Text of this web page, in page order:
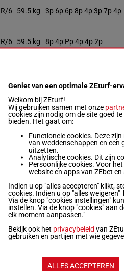
R/6 59.5 kg 3p 6p 6p 8p 4p 3p 7p 4p
R/6 59.5 kg 8p 4p Pp 4p 4p 2p
R/6 55.5 kg 4p 0p 7p 9p 8p 8p
57.5 kg 2p 2p 6p 8p 0p 7p 8p 8p
54.5 kg 2p 6p 9p 7p 0p 4p 9p 9p
M/7 56 kg 0p 5p 6p 6p 5p 0p 8p 8p
Jouw favoriete
Geniet van een optimale ZEturf-
Welkom bij ZEturf!
Wij gebruiken samen met onze
cookies zijn nodig om de site goed
bieden. Het gaat om:
Functionele cookies. Deze
van weddenschappen en een
uitzetten.
Analytische cookies. Dit zijn
Persoonlijke cookies. Voor
website en apps van ZEbet
Indien u op "alles accepteren" klikt,
cookies. Indien u op "alles
Via de knop "cookies instellingen"
instellen. Via de knop "cookies" aan
elk moment aanpassen."
Bekijk ook het privacybeleid van
gebruiken en partijen met wie
ALLES ACCEPTEREN